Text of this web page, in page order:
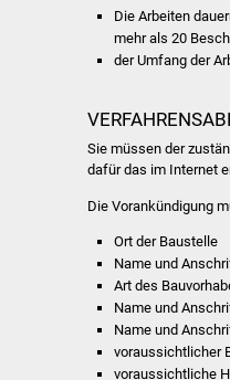
Die Arbeiten
mehr als 20
der Umfang der
Sie müssen der
dafür das im Internet
Die Vorankündigung
Ort der Baustelle
Name und
Art des
Name und
Name und
voraussichtlicher
voraussichtliche